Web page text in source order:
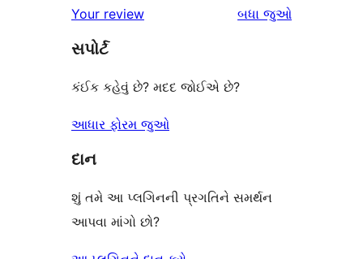
સમીક્ષાઓ
સ્ટાર
સમીક્ષા
Your review બધા સમીક્ષાઓ
જુઓ
સપોર્ટ
કંઈક કહેવું છે? મદદ જોઈએ છે?
આધાર ફોરમ જુઓ
દાન
શું તમે આ પ્લગિનની પ્રગતિને સમર્થન
આપવા માંગો છો?